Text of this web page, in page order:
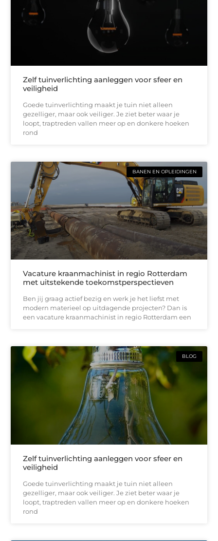
Zelf tuinverlichting aanleggen voor sfeer en
veiligheid
Goede tuinverlichting maakt je tuin niet alleen
gezelliger, maar ook veiliger. Je ziet beter waar je
loopt, traptreden vallen meer op en donkere hoeken
rond
BANEN EN OPLEIDINGEN
Vacature kraanmachinist in regio Rotterdam
met uitstekende toekomstperspectieven
Ben jij graag actief bezig en werk je het liefst met
modern materieel op uitdagende projecten? Dan is
een vacature kraanmachinist in regio Rotterdam een
BLOG
Zelf tuinverlichting aanleggen voor sfeer en
veiligheid
Goede tuinverlichting maakt je tuin niet alleen
gezelliger, maar ook veiliger. Je ziet beter waar je
loopt, traptreden vallen meer op en donkere hoeken
rond